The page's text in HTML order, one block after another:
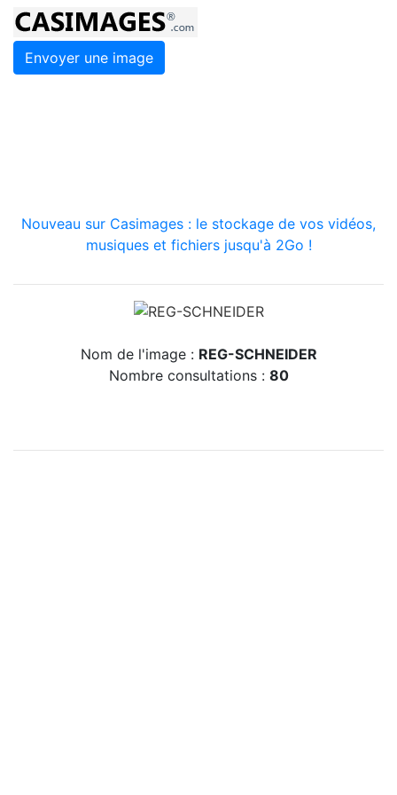
Envoyer une image
Nouveau sur Casimages : le stockage de vos vidéos,
musiques et fichiers jusqu'à 2Go !
Nom de l'image : REG-SCHNEIDER
Nombre consultations : 80